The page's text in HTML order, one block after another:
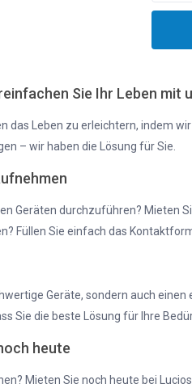
Sie Ihr Leben mit
das Leben zu erleichtern, indem
– wir haben die Lösung für Sie.
Geräten durchzuführen? Mieten
Füllen Sie einfach das
Geräte, sondern auch
Sie die beste Lösung für Ihre
heute
Mieten Sie noch heute bei